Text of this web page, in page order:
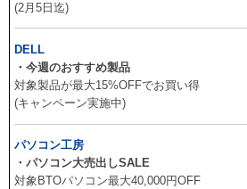
(2月5日迄)
DELL
・今週のおすすめ製品
対象製品が最大15%OFFでお買い得
(キャンペーン実施中)
パソコン工房
・パソコン大売出しSALE
対象BTOパソコン最大40,000円OFF